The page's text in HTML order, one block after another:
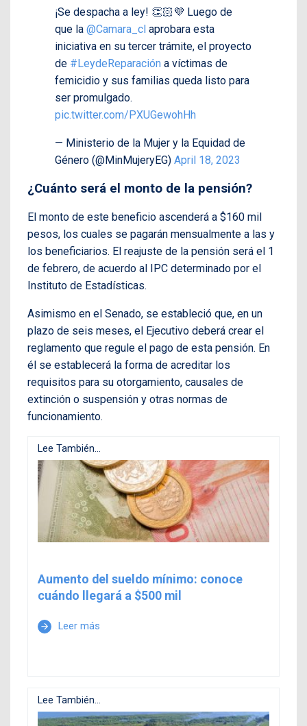
¡Se despacha a ley! 👏🏻💜 Luego de
que la @Camara_cl aprobara esta
iniciativa en su tercer trámite, el proyecto
de #LeydeReparación a víctimas de
femicidio y sus familias queda listo para
ser promulgado.
pic.twitter.com/PXUGewohHh
— Ministerio de la Mujer y la Equidad de
Género (@MinMujeryEG) April 18, 2023
¿Cuánto será el monto de la pensión?
El monto de este beneficio ascenderá a $160 mil
pesos, los cuales se pagarán mensualmente a las y
los beneficiarios. El reajuste de la pensión será el 1
de febrero, de acuerdo al IPC determinado por el
Instituto de Estadísticas.
Asimismo en el Senado, se estableció que, en un
plazo de seis meses, el Ejecutivo deberá crear el
reglamento que regule el pago de esta pensión. En
él se establecerá la forma de acreditar los
requisitos para su otorgamiento, causales de
extinción o suspensión y otras normas de
funcionamiento.
Lee También...
Aumento del sueldo mínimo: conoce
cuándo llegará a $500 mil
arrow_forward Leer más
Lee También...